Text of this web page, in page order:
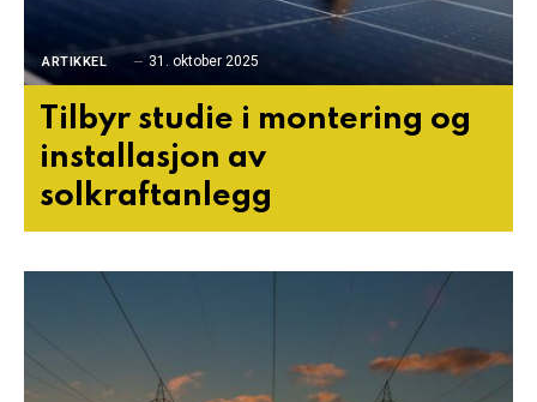
ARTIKKEL 31. oktober 2025
Tilbyr studie i montering og
installasjon av
solkraftanlegg